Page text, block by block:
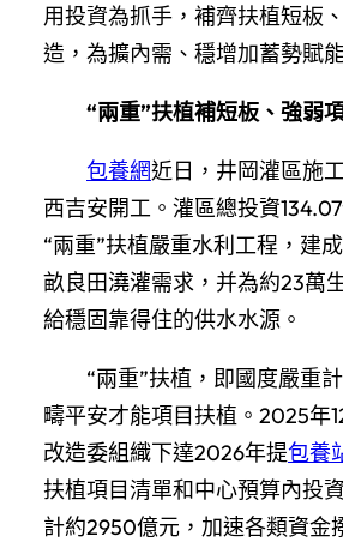
用投資為抓手，補齊扶植短板
造，為擴內需、穩增加蓄勢賦
“兩重”扶植補短板、強弱
包養網近日，井岡灌區施
西吉安開工。灌區總投資
“兩重”扶植嚴重水利工程，建
畝良田澆灌需求，并為約23萬
給穩固靠得住的供水水源。
“兩重”扶植，即國度嚴重
疇平安才能項目扶植。2025年
改造委組織下達2026年提包養
扶植項目清單和中心預算內投
計約2950億元，加速各類資金